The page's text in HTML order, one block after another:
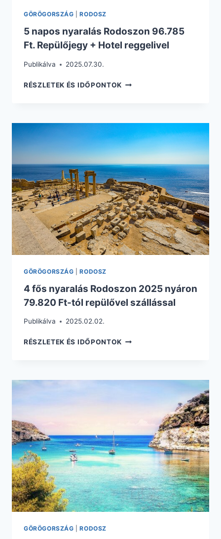
GÖRÖGORSZÁG |RODOSZ
5 napos nyaralás Rodoszon 96.785
Ft. Repülőjegy + Hotel reggelivel
Publikálva 2025.07.30.
RÉSZLETEK ÉS IDŐPONTOK 5
96.785
FT.
REPÜLŐJEGY
+
HOTEL
REGGELIVEL
GÖRÖGORSZÁG |RODOSZ
4 fős nyaralás Rodoszon 2025 nyáron
79.820 Ft-tól repülővel szállással
Publikálva 2025.02.02.
RÉSZLETEK ÉS IDŐPONTOK 4
2025
REPÜLŐVEL
SZÁLLÁSSAL
GÖRÖGORSZÁG |RODOSZ